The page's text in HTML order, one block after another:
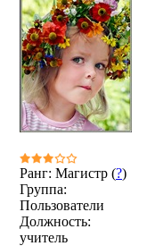
Ранг: Магистр (?)
Группа:
Пользователи
Должность:
учитель